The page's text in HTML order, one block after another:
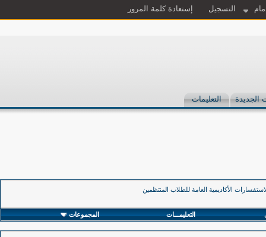
التسجيل إستعادة كلمة المرور
الجديدة التعليمات
الأكاديمية العامة للطلاب المنتظمين
التعليمـــات المجموعات